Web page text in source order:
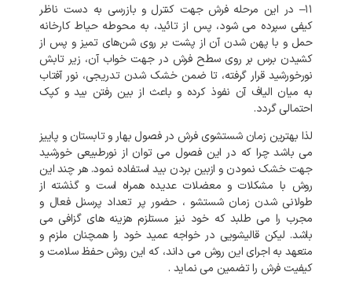
۱۱– در این مرحله فرش جهت کنترل و بازرسی به دست ناظر
کیفی سپرده می شود، پس از تائید، به محوطه حیاط کارخانه
حمل و با پهن شدن آن از پشت بر روی شن‌های تمیز و پس از
کشیدن برس بر روی سطح فرش در جهت خواب آن، زیر تابش
نورخورشید قرار گرفته، تا ضمن خشک شدن تدریجی، نور آفتاب
به میان الیاف آن نفوذ کرده و باعث از بین رفتن بید و کپک
احتمالی گردد.
لذا بهترین زمان شستشوی فرش در فصول بهار و تابستان و پاییز
می باشد چرا که در این فصول می توان از نورطبیعی خورشید
جهت خشک نمودن و ازبین بردن بید استفاده نمود.هر چند این
روش با مشکلات و معضلات عدیده همراه است و گذشته از
طولانی شدن زمان شستشو ، حضور پر تعداد پرسنل فعال و
مجرب را می طلبد که خود نیز مستلزم هزینه های گزافی می
باشد. لیکن قالیشویی در خواجه عمید خود را همچنان ملزم و
متعهد به اجرای این روش می داند، که این روش حفظسلامت و
کیفیت فرش راتضمین می نماید .